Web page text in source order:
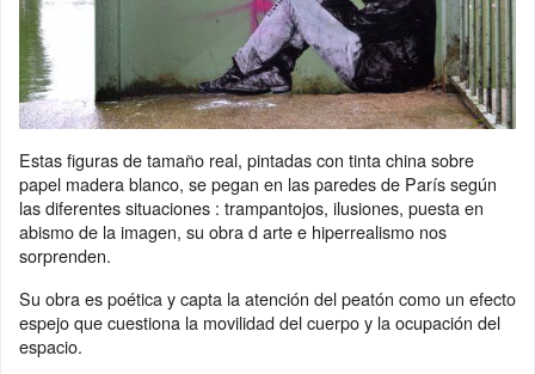
Estas figuras de tamaño real, pintadas con tinta china sobre
papel madera blanco, se pegan en las paredes de París según
las diferentes situaciones : trampantojos, ilusiones, puesta en
abismo de la imagen, su obra d arte e hiperrealismo nos
sorprenden.
Su obra es poética y capta la atención del peatón como un efecto
espejo que cuestiona la movilidad del cuerpo y la ocupación del
espacio.